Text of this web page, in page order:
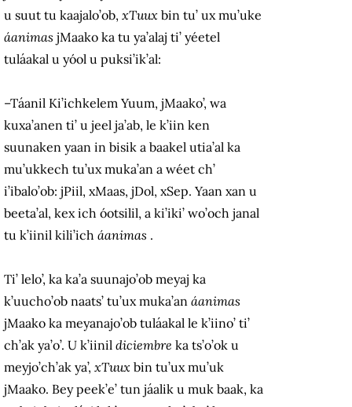
u suut tu kaajalo’ob, xTuux bin tu’ ux mu’uke
áanimas jMaako ka tu ya’alaj ti’ yéetel
tuláakal u yóol u puksi’ik’al:
–Táanil Ki’ichkelem Yuum, jMaako’, wa
kuxa’anen ti’ u jeel ja’ab, le k’iin ken
suunaken yaan in bisik a baakel utia’al ka
mu’ukkech tu’ux muka’an a wéet ch’
i’ibalo’ob: jPiil, xMaas, jDol, xSep. Yaan xan u
beeta’al, kex ich óotsilil, a ki’iki’ wo’och janal
tu k’iinil kili’ich áanimas .
Ti’ lelo’, ka ka’a suunajo’ob meyaj ka
k’uucho’ob naats’ tu’ux muka’an áanimas
jMaako ka meyanajo’ob tuláakal le k’iino’ ti’
ch’ak ya’o’. U k’iinil diciembre ka ts’o’ok u
meyjo’ch’ak ya’, xTuux bin tu’ux mu’uk
jMaako. Bey peek’e’ tun jáalik u muk baak, ka